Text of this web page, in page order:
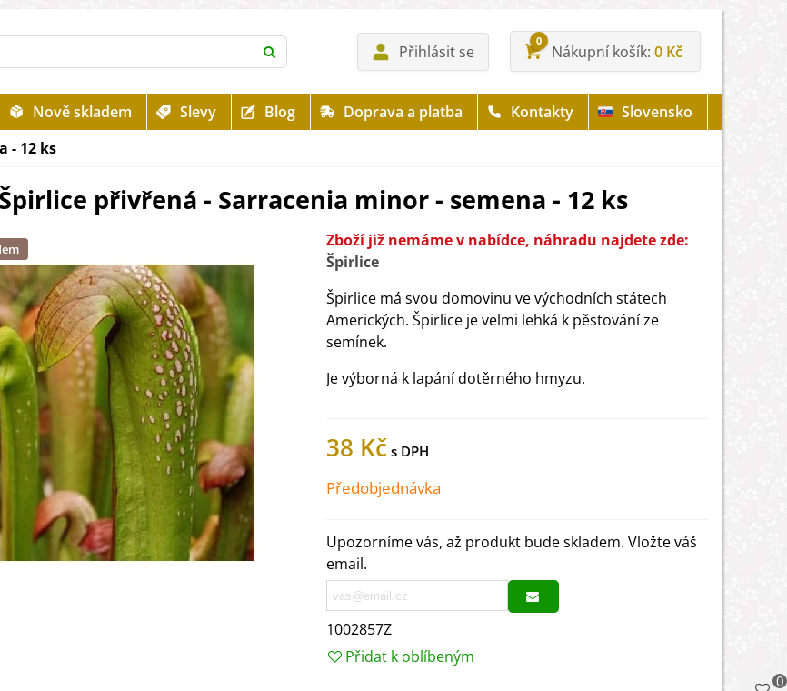
Přihlásit se
0
Nákupní košík 0 Kč
Nově skladem Slevy Blog Doprava a platba Kontakty
Slovensko
- 12 ks
Špirlice přivřená - Sarracenia minor - semena - 12 ks
Zboží již nemáme v nabídce, náhradu najdete zde:
Špirlice
Špirlice má svou domovinu ve východních státech
Amerických. Špirlice je velmi lehká k pěstování ze
semínek.
Je výborná k lapání dotěrného hmyzu.
38 Kč
Předobjednávka
Upozorníme vás, až produkt bude skladem. Vložte váš
email.
1002857Z
Přidat k oblíbeným
0